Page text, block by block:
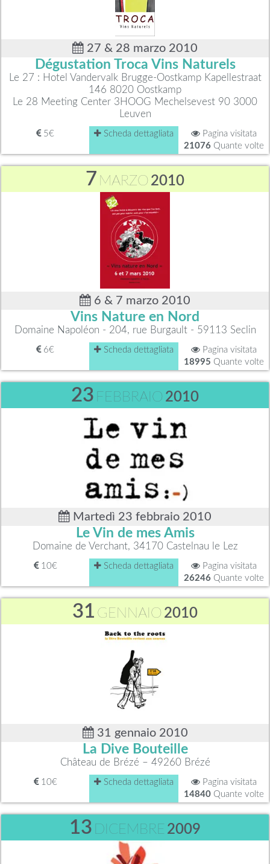
27 & 28 marzo 2010
Dégustation Troca Vins Naturels
Le 27 : Hotel Vandervalk Brugge-Oostkamp Kapellestraat
146 8020 Oostkamp
Le 28 Meeting Center 3HOOG Mechelsevest 90 3000
Leuven
5€ Scheda dettagliata
Pagina visitata
21076Quante volte
7 MARZO 2010
6 & 7 marzo 2010
Vins Nature en Nord
Domaine Napoléon - 204, rue Burgault - 59113 Seclin
6€ Scheda dettagliata
Pagina visitata
18995 Quante volte
23 FEBBRAIO 2010
Martedì 23 febbraio 2010
Le Vin de mes Amis
Domaine de Verchant, 34170 Castelnau le Lez
10€ Scheda dettagliata
Pagina visitata
26246Quante volte
31 GENNAIO 2010
31 gennaio 2010
La Dive Bouteille
Château de Brézé – 49260 Brézé
10€ Scheda dettagliata
Pagina visitata
14840Quante volte
13 DICEMBRE 2009